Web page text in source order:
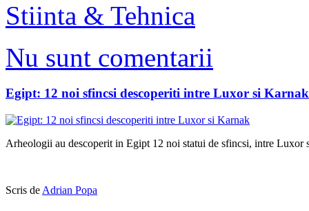
Stiinta & Tehnica
Nu sunt comentarii
Egipt: 12 noi sfincsi descoperiti intre Luxor si Karnak
Arheologii au descoperit in Egipt 12 noi statui de sfincsi, intre
Scris de Adrian Popa